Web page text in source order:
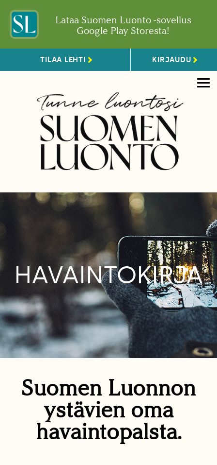
Lataa Suomen Luonto -sovellus
Google Play Storesta!
TILAA LEHTI KIRJAUDU
HAVAINTOKIRJA
Suomen Luonnon
ystävien oma
havaintopalsta.